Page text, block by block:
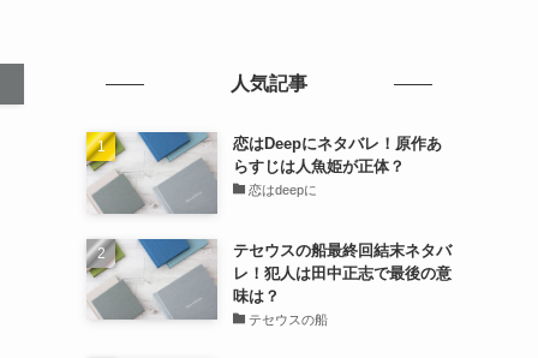
人気記事
恋はDeepにネタバレ！原作あ
らすじは人魚姫が正体？
恋はdeepに
テセウスの船最終回結末ネタバ
レ！犯人は田中正志で最後の意
味は？
テセウスの船